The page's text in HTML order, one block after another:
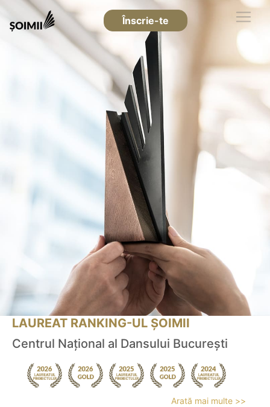
Înscrie-te
LAUREAT RANKING-UL ȘOIMII
Centrul Naţional al Dansului Bucureşti
Arată mai multe >>